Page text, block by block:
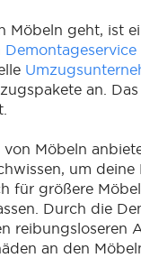
Möbeln geht, ist
an.
Möbeln
um
für größere
Durch die
reibungsloseren
an den